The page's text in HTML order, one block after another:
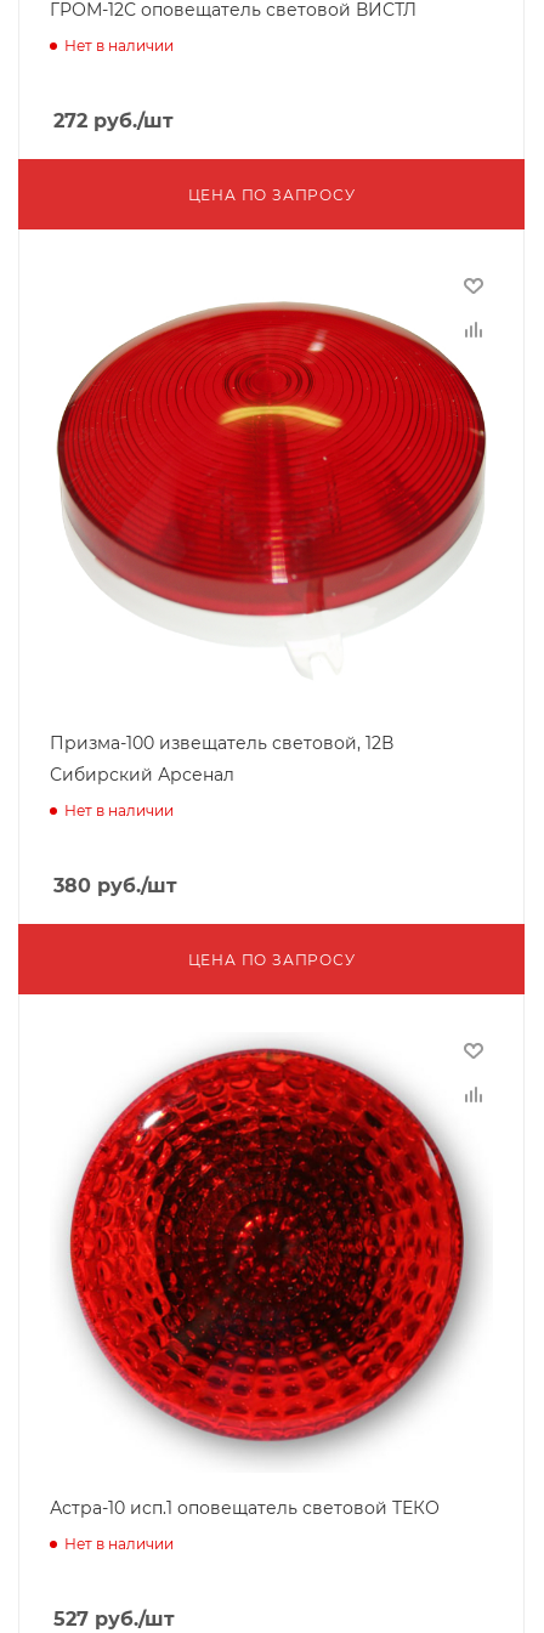
ГРОМ-12С оповещатель световой ВИСТЛ
Нет в наличии
272 руб./шт
ЦЕНА ПО ЗАПРОСУ
Призма-100 извещатель световой, 12В
Сибирский Арсенал
Нет в наличии
380 руб./шт
ЦЕНА ПО ЗАПРОСУ
Астра-10 исп.1 оповещатель световой ТЕКО
Нет в наличии
527 руб./шт